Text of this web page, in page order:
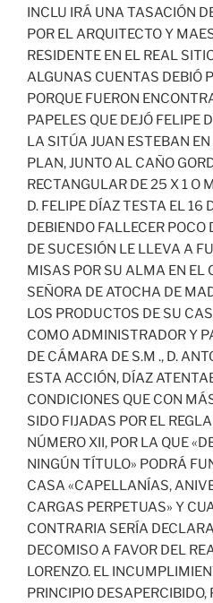
INCLU IRÁ UNA TASACIÓN
POR EL ARQUITECTO Y
RESIDENTE EN EL REAL
ALGUNAS CUENTAS DEBIÓ
PORQUE FUERON
PAPELES QUE DEJÓ FELIPE
LA SITÚA JUAN ESTEBAN
PLAN, JUNTO AL CAÑO
RECTANGULAR DE 25 X 1 O
D. FELIPE DÍAZ TESTA EL 16
DEBIENDO FALLECER
DE SUCESIÓN LE LLEVA A
MISAS POR SU ALMA EN EL
SEÑORA DE ATOCHA DE
LOS PRODUCTOS DE SU
COMO ADMINISTRADOR Y
DE CÁMARA DE S.M ., D.
ESTA ACCIÓN, DÍAZ
CONDICIONES QUE CON
SIDO FIJADAS POR EL
NÚMERO XII, POR LA QUE
NINGÚN TÍTULO» PODRÁ
CASA «CAPELLANÍAS,
CARGAS PERPETUAS» Y
CONTRARIA SERÍA
DECOMISO A FAVOR DEL
LORENZO. EL
PRINCIPIO DESAPERCIBIDO,